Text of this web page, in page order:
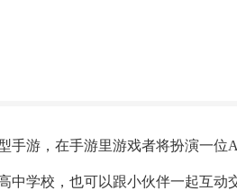
手游，在手游里游戏者将扮演一位
中学校，也可以跟小伙伴一起互动